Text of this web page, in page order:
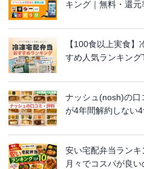
キング｜無料・還
【100食以上実食
すめ人気ランキング
ナッシュ(nosh)の口
が4年間解約しない
安い宅配弁当ランキ
月々でコスパが良い